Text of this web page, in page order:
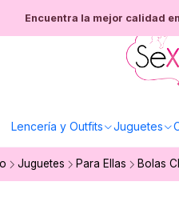
Lencería y Outfits Juguetes
Encuentra la mejor calidad
Juguetes Para Ellas Bolas